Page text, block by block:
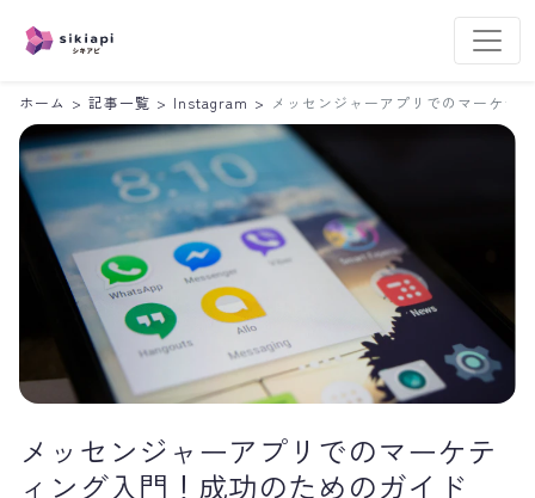
ホーム > 記事一覧 > Instagram > メッセンジャーアプリでのマーケテ
メッセンジャーアプリでのマーケテ
ィング入門！成功のためのガイド